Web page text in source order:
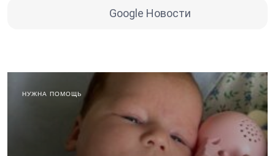
Google Новости
НУЖНА ПОМОЩЬ